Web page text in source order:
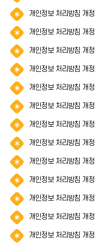
개인정보 처리방침 개
개인정보 처리방침 개
개인정보 처리방침 개
개인정보 처리방침 개
개인정보 처리방침 개
개인정보 처리방침 개
개인정보 처리방침 개
개인정보 처리방침 개
개인정보 처리방침 개
개인정보 처리방침 개
개인정보 처리방침 개
개인정보 처리방침 개
개인정보 처리방침 개